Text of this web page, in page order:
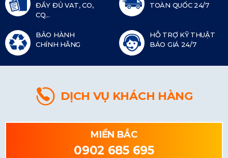
ĐẦY ĐỦ VAT, CO,
CQ...
TOÀN QUỐC 24/7
BẢO HÀNH
CHÍNH HÃNG
HỖ TRỢ KỸ THUẬT
BÁO GIÁ 24/7
DỊCH VỤ KHÁCH HÀNG
MIỀN BẮC
0902 685 695